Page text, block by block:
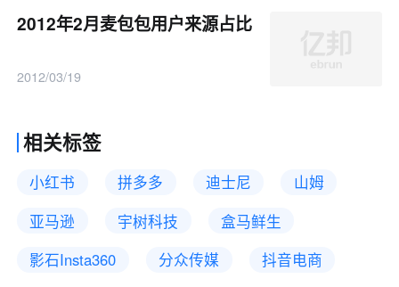
2012年2月麦包包用户来源占比
2012/03/19
相关标签
小红书 拼多多 迪士尼
山姆
亚马逊
宇树科技
盒马鲜生
影石Insta360
分众传媒 抖音电商